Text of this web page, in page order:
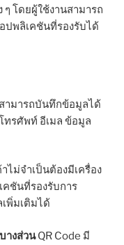
ๆ โดยผู้ใช้งานสามารถ
ปพลิเคชันที่รองรับได้
ามารถบันทึกข้อมูลได้
ทรศัพท์ อีเมล ข้อมูล
ไม่จำเป็นต้องมีเครื่อง
คชันที่รองรับการ
พิ่มเติมได้
างส่วนQR Code มี